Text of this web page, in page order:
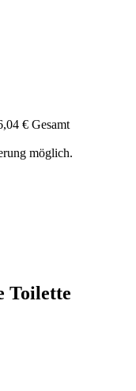
€ Gesamt
möglich.
Toilette